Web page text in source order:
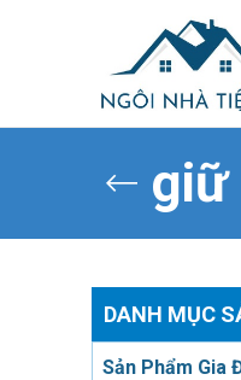
giữ
DANH MỤC
Sản Phẩm Gia